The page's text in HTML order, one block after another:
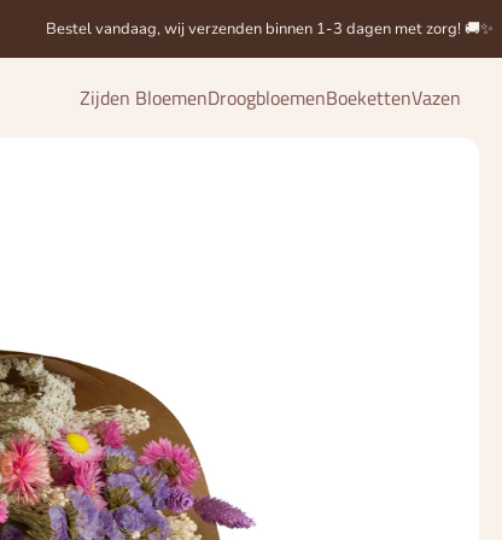
Bestel vandaag, wij verzenden binnen 1-3 dagen met zorg! 🚚✨
Zijden BloemenDroogbloemenBoekettenVazen